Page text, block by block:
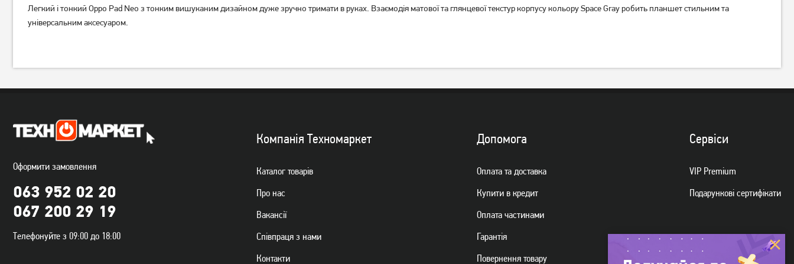
Легкий і тонкий Oppo Pad Neo з тонким вишуканим дизайном дуже зручно тримати в руках. Взаємодія матової та глянцевої текстур корпусу кольору Space Gray робить планшет стильним та
універсальним аксесуаром.
Оформити замовлення
063 952 02 20
067 200 29 19
Телефонуйте з 09:00 до 18:00
Компанiя Техномаркет
Каталог товарiв
Про нас
Вакансії
Спiвпраця з нами
Контакти
Допомога
Оплата та доставка
Купити в кредит
Оплата частинами
Гарантiя
Повернення товару
Сервiси
VIP Premium
Подарункові сертифікати